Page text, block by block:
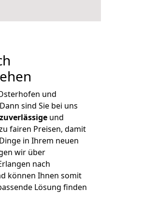
und
Dann sind Sie bei uns
zuverlässige und
fairen Preisen, damit
in Ihrem neuen
wir über
nach
können Ihnen somit
Lösung finden